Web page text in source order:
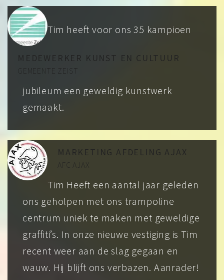
MEDEWERKER KUNST EN CULTUUR
GEMEENTE ZEIST
Tim heeft voor ons 35 kampioen
jubileum een geweldig kunstwerk
gemaakt.
MARKETING AFDELING AJAX
AFC AJAX
Tim Heeft een aantal jaar geleden
ons geholpen met ons trampoline
centrum uniek te maken met geweldige
graffiti’s. In onze nieuwe vestiging is Tim
recent weer aan de slag gegaan en
wauw. Hij blijft ons verbazen. Aanrader!